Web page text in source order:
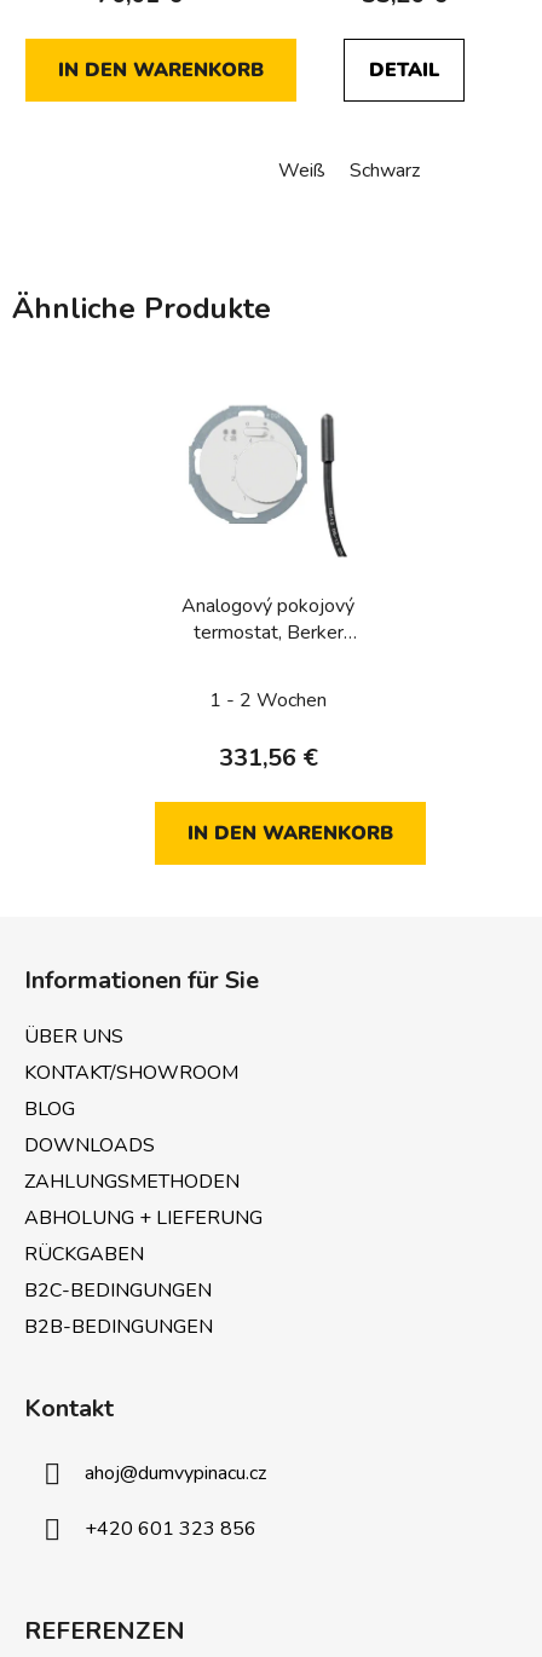
IN DEN WARENKORB DETAIL
Weiß Schwarz
Ähnliche Produkte
Analogový pokojový
termostat, Berker
1 - 2 Wochen
331,56 €
IN DEN WARENKORB
Informationen für Sie
ÜBER UNS
KONTAKT/SHOWROOM
BLOG
DOWNLOADS
ZAHLUNGSMETHODEN
ABHOLUNG + LIEFERUNG
RÜCKGABEN
B2C-BEDINGUNGEN
B2B-BEDINGUNGEN
Kontakt
ahoj@dumvypinacu.cz
+420 601 323 856
REFERENZEN